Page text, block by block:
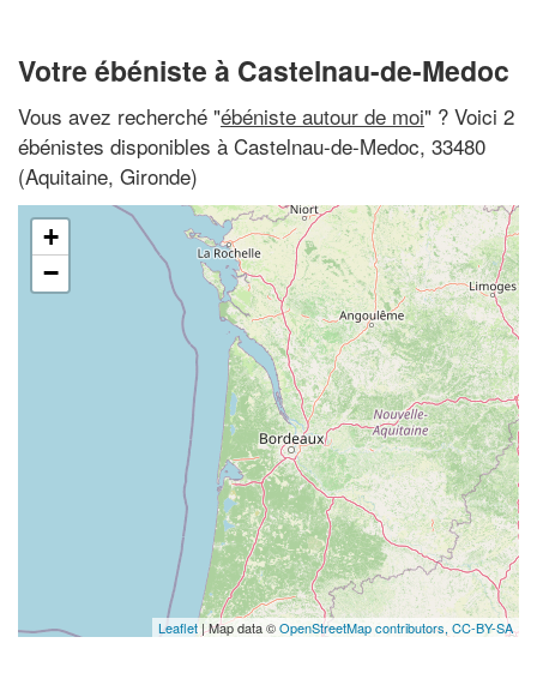
Votre ébéniste à Castelnau-de-Medoc
Vous avez recherché "ébéniste autour de moi" ? Voici 2
ébénistes disponibles à Castelnau-de-Medoc, 33480
(Aquitaine, Gironde)
+
−
Leaflet | Map data ©OpenStreetMap contributors, CC-BY-SA